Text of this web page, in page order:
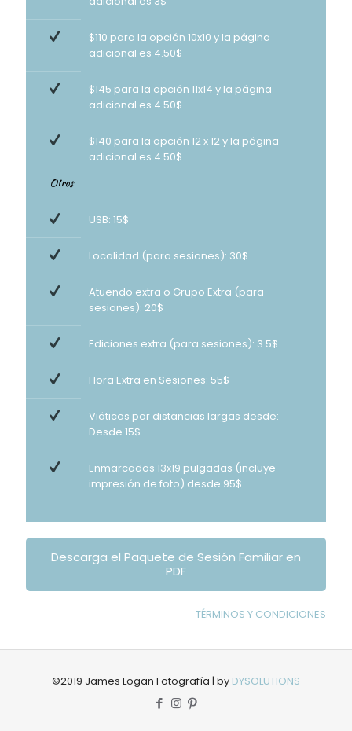
$110 para la opción 10x10 y la página
adicional es 4.50$
$145 para la opción 11x14 y la página
adicional es 4.50$
$140 para la opción 12 x 12 y la página
adicional es 4.50$
Otros
USB: 15$
Localidad (para sesiones): 30$
Atuendo extra o Grupo Extra (para
sesiones): 20$
Ediciones extra (para sesiones): 3.5$
Hora Extra en Sesiones: 55$
Viáticos por distancias largas desde:
Desde 15$
Enmarcados 13x19 pulgadas (incluye
impresión de foto) desde 95$
Descarga el Paquete de Sesión Familiar en
PDF
TÉRMINOS Y CONDICIONES
©2019 James Logan Fotografía | by DYSOLUTIONS